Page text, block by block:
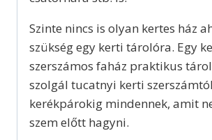
Szinte nincs is olyan kertes ház
szükség egy kerti tárolóra. Egy
szerszámos faház praktikus
szolgál tucatnyi kerti
kerékpárokig mindennek, amit
szem előtt hagyni.